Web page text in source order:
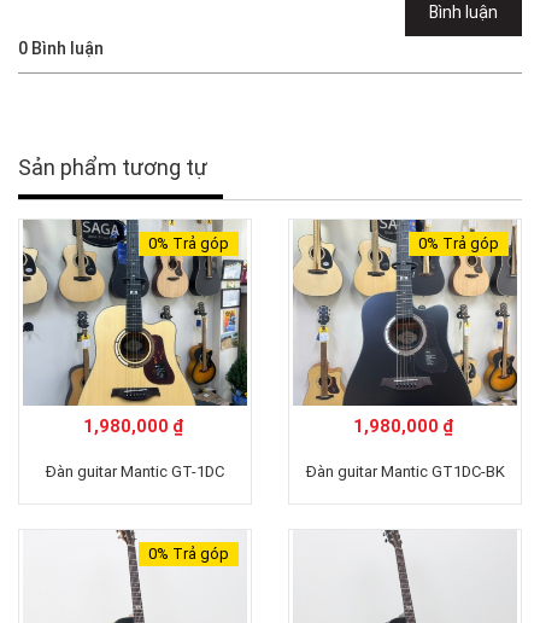
Bình luận
0 Bình luận
Sản phẩm tương tự
0% Trả góp
1,980,000 ₫
Đàn guitar Mantic GT-1DC
0% Trả góp
1,980,000 ₫
Đàn guitar Mantic GT1DC-BK
0% Trả góp